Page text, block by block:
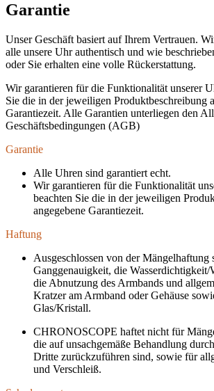
Garantie
Unser Geschäft basiert auf Ihrem Vertrauen.
alle unsere Uhr authentisch und wie
oder Sie erhalten eine volle Rückerstattung.
Wir garantieren für die Funktionalität unserer
Sie die in der jeweiligen Produktbeschreibung
Garantiezeit. Alle Garantien unterliegen den
Geschäftsbedingungen (AGB)
Garantie
Alle Uhren sind garantiert echt.
Wir garantieren für die Funktionalität
beachten Sie die in der jeweiligen
angegebene Garantiezeit.
Haftung
Ausgeschlossen von der Mängelhaftung
Ganggenauigkeit, die Wasserdichtigkeit/
die Abnutzung des Armbands und
Kratzer am Armband oder Gehäuse
Glas/Kristall.
CHRONOSCOPE haftet nicht für
die auf unsachgemäße Behandlung
Dritte zurückzuführen sind, sowie für
und Verschleiß.